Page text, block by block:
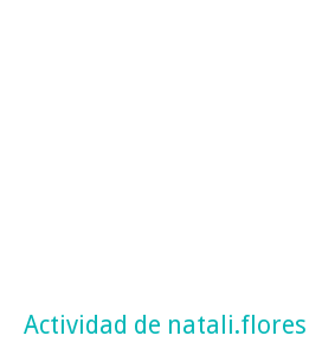
Actividad de natali.flores